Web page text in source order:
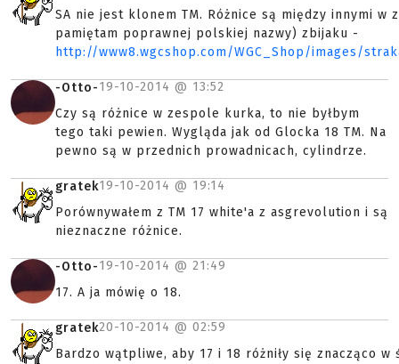
SA nie jest klonem TM. Różnice są między innymi w
pamiętam poprawnej polskiej nazwy) zbijaku -
http://www8.wgcshop.com/WGC_Shop/images/
-Otto-19-10-2014 @ 13:52
Czy są różnice w zespole kurka, to nie byłbym
tego taki pewien. Wygląda jak od Glocka 18 TM. Na
pewno są w przednich prowadnicach, cylindrze.
gratek19-10-2014 @ 19:14
Porównywałem z TM 17 white'a z asgrevolution i są
nieznaczne różnice.
-Otto-19-10-2014 @ 21:49
17. A ja mówię o 18.
gratek20-10-2014 @ 02:59
Bardzo wątpliwe, aby 17 i 18 różniły się znacząco w